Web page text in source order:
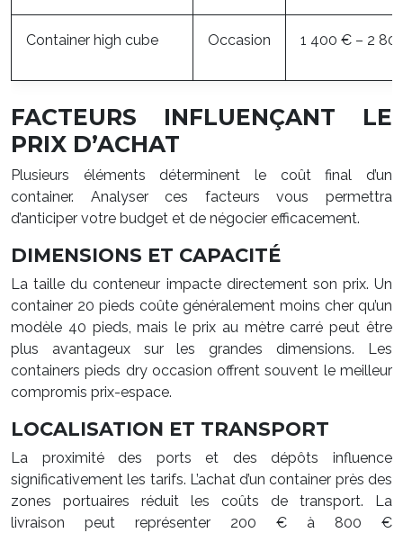
Container high cube Occasion 1 400 € – 2
FACTEURS INFLUENÇANT LE
PRIX D’ACHAT
Plusieurs éléments déterminent le coût final d’un
container. Analyser ces facteurs vous permettra
d’anticiper votre budget et de négocier efficacement.
DIMENSIONS ET CAPACITÉ
La taille du conteneur impacte directement son prix. Un
container 20 pieds coûte généralement moins cher qu’un
modèle 40 pieds, mais le prix au mètre carré peut être
plus avantageux sur les grandes dimensions. Les
containers pieds dry occasion offrent souvent le meilleur
compromis prix-espace.
LOCALISATION ET TRANSPORT
La proximité des ports et des dépôts influence
significativement les tarifs. L’achat d’un container près des
zones portuaires réduit les coûts de transport. La
livraison peut représenter 200 € à 800 €